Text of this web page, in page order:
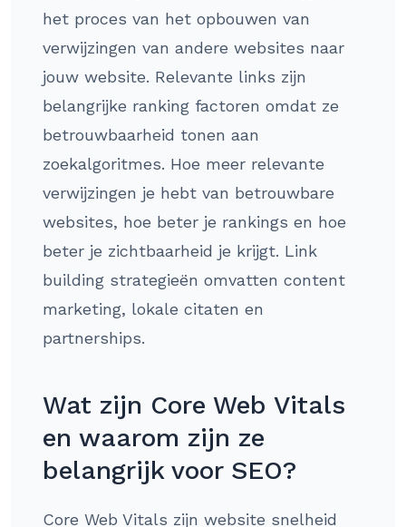
het proces van het opbouwen van
verwijzingen van andere websites naar
jouw website. Relevante links zijn
belangrijke ranking factoren omdat ze
betrouwbaarheid tonen aan
zoekalgoritmes. Hoe meer relevante
verwijzingen je hebt van betrouwbare
websites, hoe beter je rankings en hoe
beter je zichtbaarheid je krijgt. Link
building strategieën omvatten content
marketing, lokale citaten en
partnerships.
Wat zijn Core Web Vitals
en waarom zijn ze
belangrijk voor SEO?
Core Web Vitals zijn website snelheid